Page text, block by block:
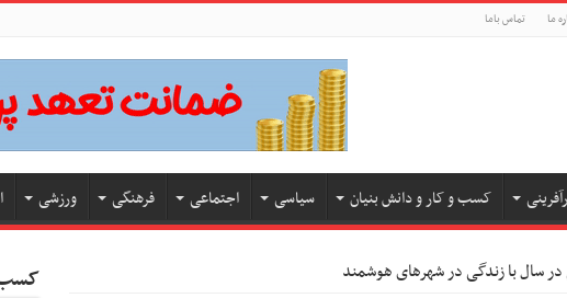
ما تماس باما
کسب و کار و دانش بنیان سیاسی اجتماعی فرهنگی ورزشی
کسب